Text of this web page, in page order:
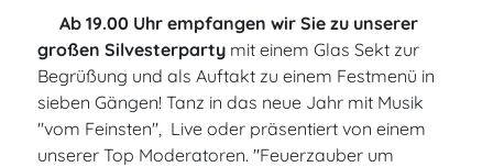
Ab 19.00 Uhr empfangen wir Sie zu unserer
großen Silvesterparty mit einem Glas Sekt zur
Begrüßung und als Auftakt zu einem Festmenü in
sieben Gängen! Tanz in das neue Jahr mit Musik
"vom Feinsten", Live oder präsentiert von einem
unserer Top Moderatoren. "Feuerzauber um